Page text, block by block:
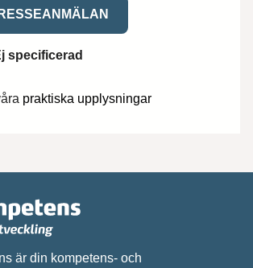
specificerad
praktiska upplysningar
är din kompetens- och
återkommer vi med svar.